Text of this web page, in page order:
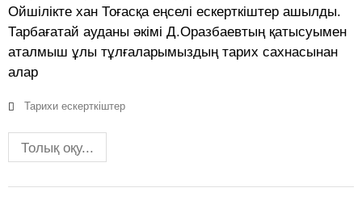
Ойшілікте хан Тоғасқа еңселі ескерткіштер ашылды.
Тарбағатай ауданы әкімі Д.Оразбаевтың қатысуымен
аталмыш ұлы тұлғаларымыздың тарих сахнасынан
алар
Тарихи ескерткіштер
Толық оқу...